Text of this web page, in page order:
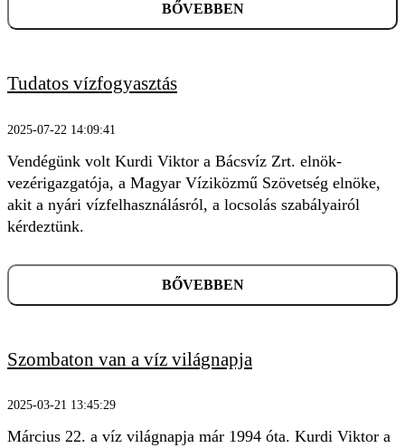
BŐVEBBEN
Tudatos vízfogyasztás
2025-07-22 14:09:41
Vendégünk volt Kurdi Viktor a Bácsvíz Zrt. elnök-
vezérigazgatója, a Magyar Víziközmű Szövetség elnöke,
akit a nyári vízfelhasználásról, a locsolás szabályairól
kérdeztünk.
BŐVEBBEN
Szombaton van a víz világnapja
2025-03-21 13:45:29
Március 22. a víz világnapja már 1994 óta. Kurdi Viktor a